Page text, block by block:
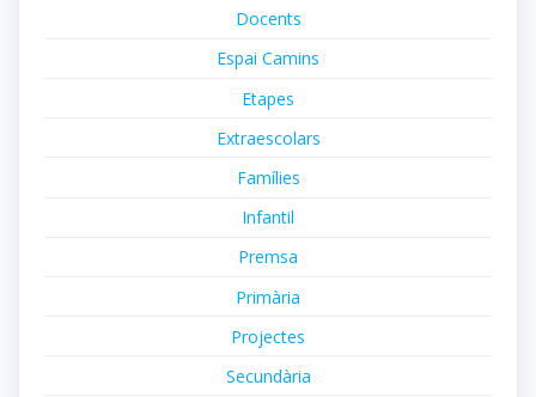
Docents
Espai Camins
Etapes
Extraescolars
Famílies
Infantil
Premsa
Primària
Projectes
Secundària